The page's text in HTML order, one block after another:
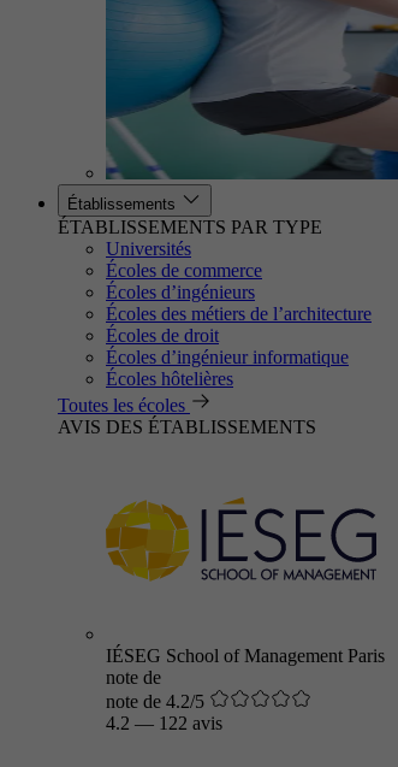
Établissements
ÉTABLISSEMENTS PAR TYPE
Universités
Écoles de commerce
Écoles d’ingénieurs
Écoles des métiers de l’architecture
Écoles de droit
Écoles d’ingénieur informatique
Écoles hôtelières
Toutes les écoles
AVIS DES ÉTABLISSEMENTS
IÉSEG School of Management Paris
note de
note de 4.2/5
4.2 — 122 avis